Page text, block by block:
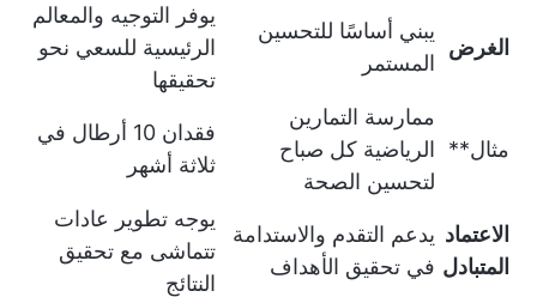
الغرض
يبني أساسًا للتحسين
المستمر
يوفر التوجيه والمعالم
الرئيسية للسعي نحو
تحقيقها
مثال**
ممارسة التمارين
الرياضية كل صباح
لتحسين الصحة
فقدان 10 أرطال في
ثلاثة أشهر
الاعتماد
المتبادل
يدعم التقدم والاستدامة
في تحقيق الأهداف
يوجه تطوير عادات
تتماشى مع تحقيق
النتائج